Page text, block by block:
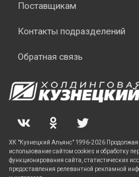
Поставщикам
Контакты подразделений
Обратная связь
ХК "Кузнецкий Альянс" 1996-2026 Продолжая
использование сайтом cookies и обработку
функционирования сайта, статистических
предоставления релевантной рекламной